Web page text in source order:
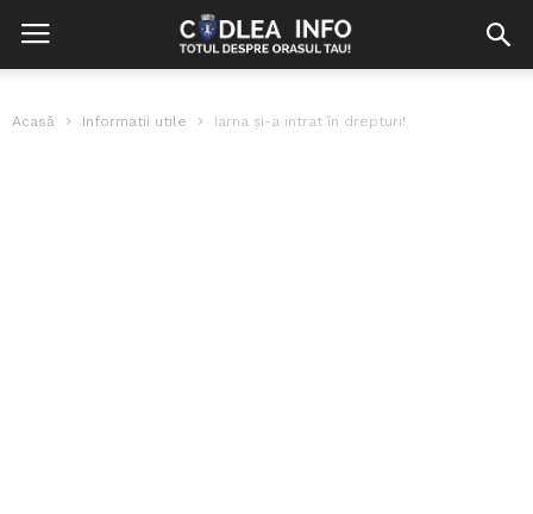
Acasă Informatii utile Iarna și-a intrat în drepturi!